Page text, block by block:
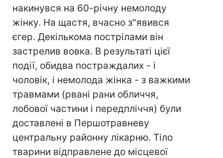
накинувся на 60-річну немолоду
жінку. На щастя, вчасно з"явився
єгер. Декількома пострілами він
застрелив вовка. В результаті цієї
події, обидва постраждалих - і
чоловік, і немолода жінка - з важкими
травмами (рвані рани обличчя,
лобової частини і передпліччя) були
доставлені в Першотравневу
центральну районну лікарню. Тіло
тварини відправлене до місцевої